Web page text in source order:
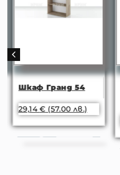
Шкаф Гранд 54
29,14€ (57.00 лв.)